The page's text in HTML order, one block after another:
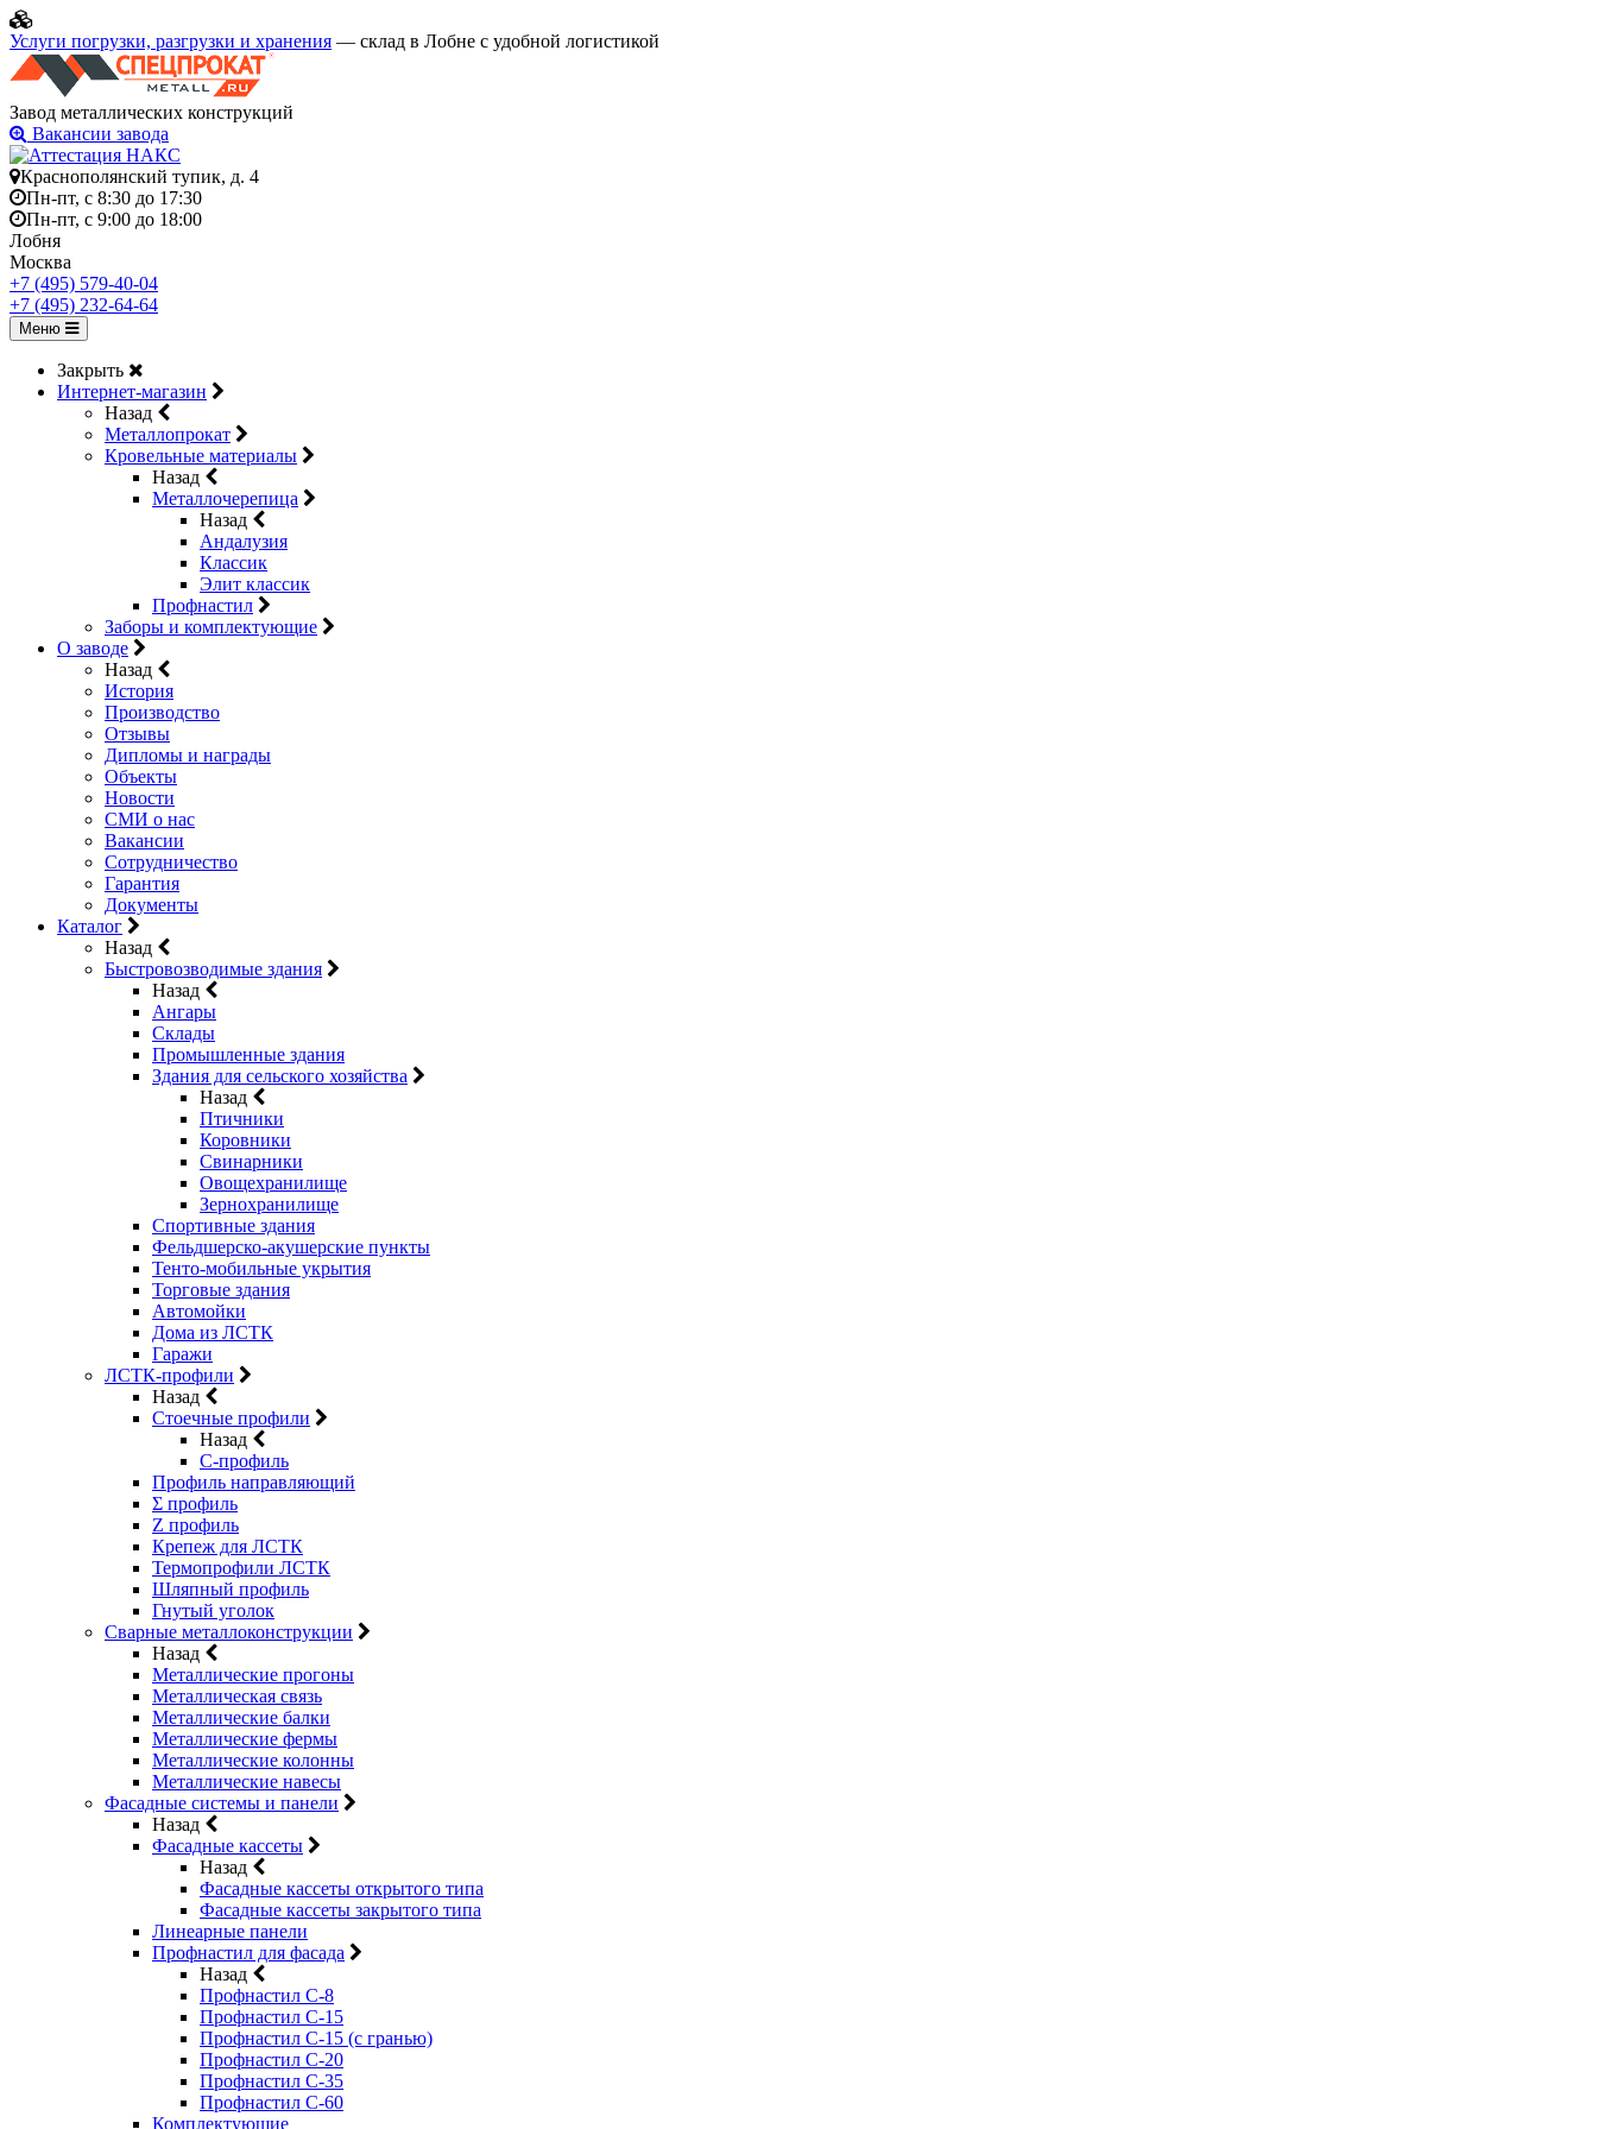
Услуги погрузки, разгрузки и хранения — склад в Лобне с удобной логистикой
Завод металлических конструкций
Вакансии завода
Краснополянский тупик, д. 4
Пн-пт, с 8:30 до 17:30
Пн-пт, с 9:00 до 18:00
Лобня
Москва
+7 (495) 579-40-04
+7 (495) 232-64-64
Меню
Закрыть
Интернет-магазин
Назад
Металлопрокат
Кровельные материалы
Назад
Металлочерепица
Назад
Андалузия
Классик
Элит классик
Профнастил
Заборы и комплектующие
О заводе
Назад
История
Производство
Отзывы
Дипломы и награды
Объекты
Новости
СМИ о нас
Вакансии
Сотрудничество
Гарантия
Документы
Каталог
Назад
Быстровозводимые здания
Назад
Ангары
Склады
Промышленные здания
Здания для сельского хозяйства
Назад
Птичники
Коровники
Свинарники
Овощехранилище
Зернохранилище
Спортивные здания
Фельдшерско-акушерские пункты
Тенто-мобильные укрытия
Торговые здания
Автомойки
Дома из ЛСТК
Гаражи
ЛСТК-профили
Назад
Стоечные профили
Назад
C-профиль
Профиль направляющий
Σ профиль
Z профиль
Крепеж для ЛСТК
Термопрофили ЛСТК
Шляпный профиль
Гнутый уголок
Сварные металлоконструкции
Назад
Металлические прогоны
Металлическая связь
Металлические балки
Металлические фермы
Металлические колонны
Металлические навесы
Фасадные системы и панели
Назад
Фасадные кассеты
Назад
Фасадные кассеты открытого типа
Фасадные кассеты закрытого типа
Линеарные панели
Профнастил для фасада
Назад
Профнастил С-8
Профнастил С-15
Профнастил С-15 (с гранью)
Профнастил С-20
Профнастил С-35
Профнастил С-60
Комплектующие